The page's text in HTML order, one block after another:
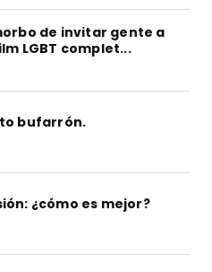
de invitar gente a
LGBT complet...
bufarrón.
¿cómo es mejor?